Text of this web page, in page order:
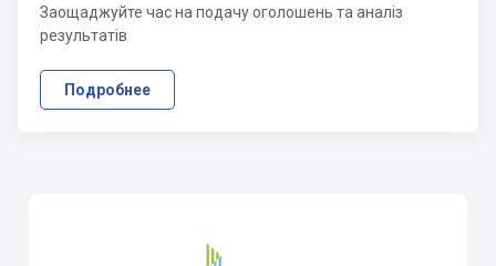
Заощаджуйте час на подачу оголошень та аналіз
результатів
Подробнее